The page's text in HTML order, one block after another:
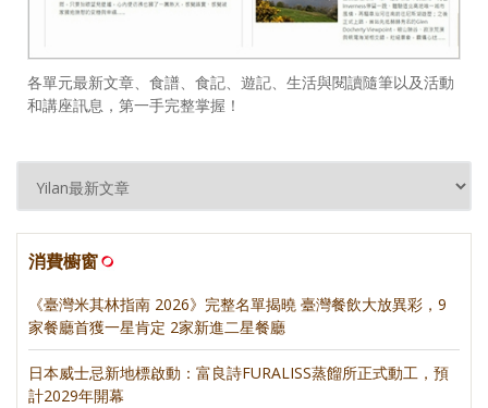
各單元最新文章、食譜、食記、遊記、生活與閱讀隨筆以及活動
和講座訊息，第一手完整掌握！
消費櫥窗
《臺灣米其林指南 2026》完整名單揭曉 臺灣餐飲大放異彩，9
家餐廳首獲一星肯定 2家新進二星餐廳
日本威士忌新地標啟動：富良詩FURALISS蒸餾所正式動工，預
計2029年開幕